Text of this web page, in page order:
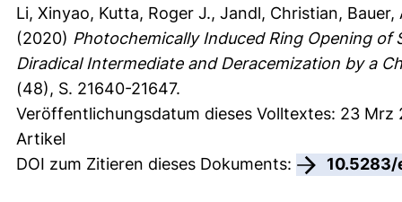
Li, Xinyao, Kutta, Roger J., Jandl, Christian, Bauer,
(2020) Photochemically Induced Ring Opening of
Diradical Intermediate and Deracemization by a
(48), S. 21640-21647.
Veröffentlichungsdatum dieses Volltextes: 23 Mrz
Artikel
DOI zum Zitieren dieses Dokuments: